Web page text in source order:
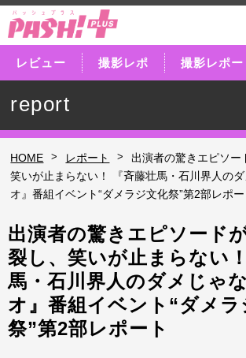
レビュー 撮影レポ 撮影レポー
report
HOME > レポート >
出演者の驚きエピソー
笑いが止まらない！ 『斉藤壮馬・石川界人の
オ』番組イベント“ダメラジ文化祭”第2部レポー
出演者の驚きエピソード
裂し、笑いが止まらない
馬・石川界人のダメじゃ
オ』番組イベント“ダメラ
祭”第2部レポート